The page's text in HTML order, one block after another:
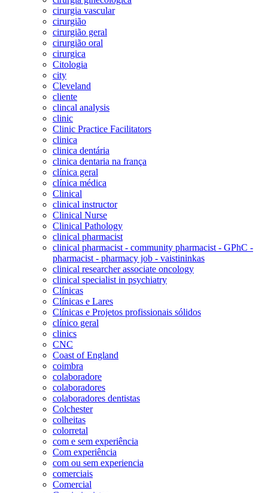
cirurgia vascular
cirurgião
cirurgião geral
cirurgião oral
cirurgica
Citologia
city
Cleveland
cliente
clincal analysis
clinic
Clinic Practice Facilitators
clinica
clinica dentária
clinica dentaria na frança
clínica geral
clínica médica
Clinical
clinical instructor
Clinical Nurse
Clinical Pathology
clinical pharmacist
clinical pharmacist - community pharmacist - GPhC -
pharmacist - pharmacy job - vaistininkas
clinical researcher associate oncology
clinical specialist in psychiatry
Clínicas
Clínicas e Lares
Clínicas e Projetos profissionais sólidos
clínico geral
clinics
CNC
Coast of England
coimbra
colaboradore
colaboradores
colaboradores dentistas
Colchester
colheitas
colorretal
com e sem experiência
Com experiência
com ou sem experiencia
comerciais
Comercial